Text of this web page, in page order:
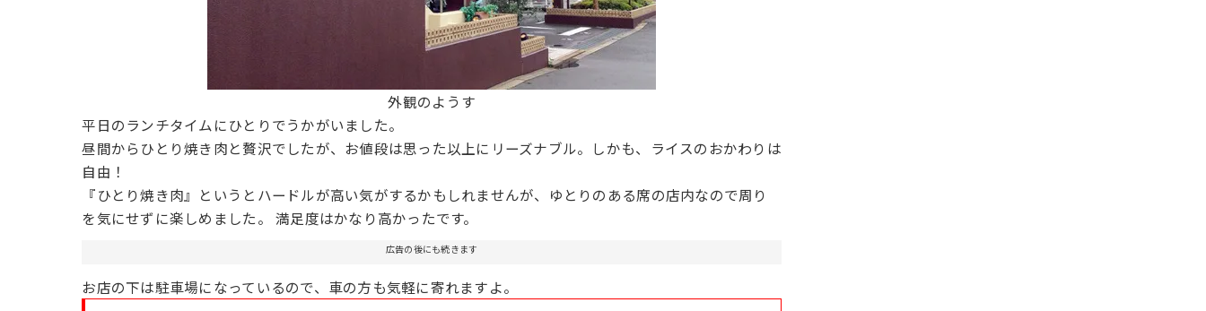
外観のようす
平日のランチタイムにひとりでうかがいました。
昼間からひとり焼き肉と贅沢でしたが、お値段は思った以上にリーズナブル。しかも、ライスのおかわりは
自由！
『ひとり焼き肉』というとハードルが高い気がするかもしれませんが、ゆとりのある席の店内なので周り
を気にせずに楽しめました。 満足度はかなり高かったです。
広告の後にも続きます
お店の下は駐車場になっているので、車の方も気軽に寄れますよ。